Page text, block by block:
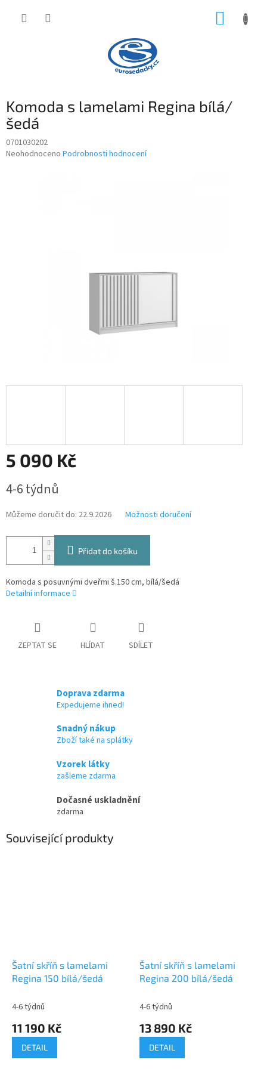
Komoda s lamelami Regina bílá/
šedá
0701030202
Průměrné
Neohodnoceno Podrobnosti hodnocení
5 090 Kč
cena:
4-6 týdnů
Můžeme doručit do: 22.9.2026 Možnosti doručení
Přidat do košíku
Komoda s posuvnými dveřmi š.150 cm, bílá/šedá
Detailní informace
ZEPTAT SE HLÍDAT SDÍLET
Doprava zdarma
Expedujeme ihned!
Snadný nákup
Zboží také na splátky
Vzorek látky
zašleme zdarma
Dočasné uskladnění
zdarma
Související produkty
Šatní skříň s lamelami
Regina 150 bílá/šedá
4-6 týdnů
11 190 Kč
DETAIL
Šatní skříň s lamelami
Regina 200 bílá/šedá
4-6 týdnů
13 890 Kč
DETAIL